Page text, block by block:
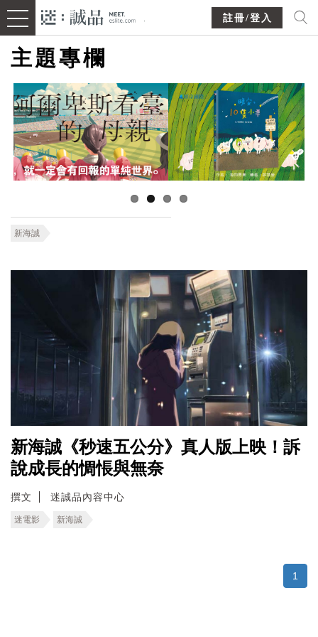
註冊/登入
主題專欄
新海誠
新海誠《秒速五公分》真人版上映！訴
說成長的惆悵與無奈
撰文 迷誠品內容中心
迷電影 新海誠
1